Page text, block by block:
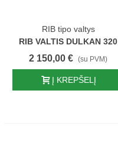
RIB tipo valtys
RIB VALTIS DULKAN 320
2 150,00 € (su PVM)
Į KREPŠELĮ